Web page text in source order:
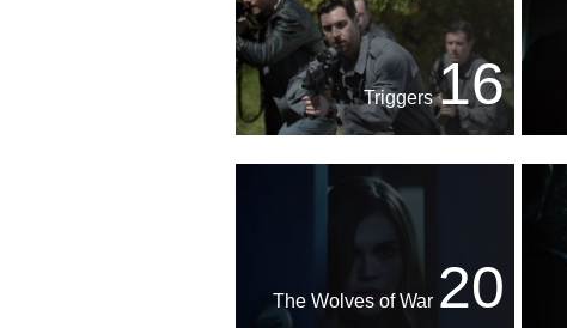
16
Triggers
20